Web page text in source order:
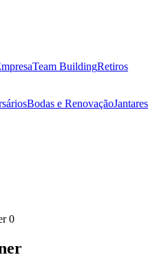
Team BuildingRetiros
Bodas e RenovaçãoJantares